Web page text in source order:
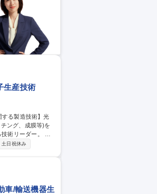
生産技術
リーダー。 ・
上げ、歩留まり改
土日祝休み
車/輸送機器生